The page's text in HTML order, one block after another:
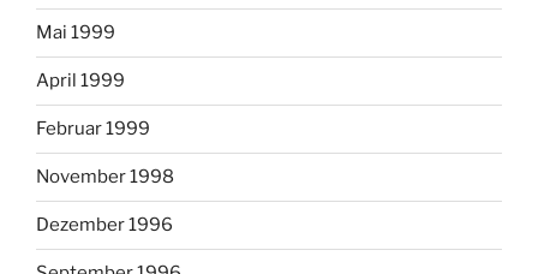
Mai 1999
April 1999
Februar 1999
November 1998
Dezember 1996